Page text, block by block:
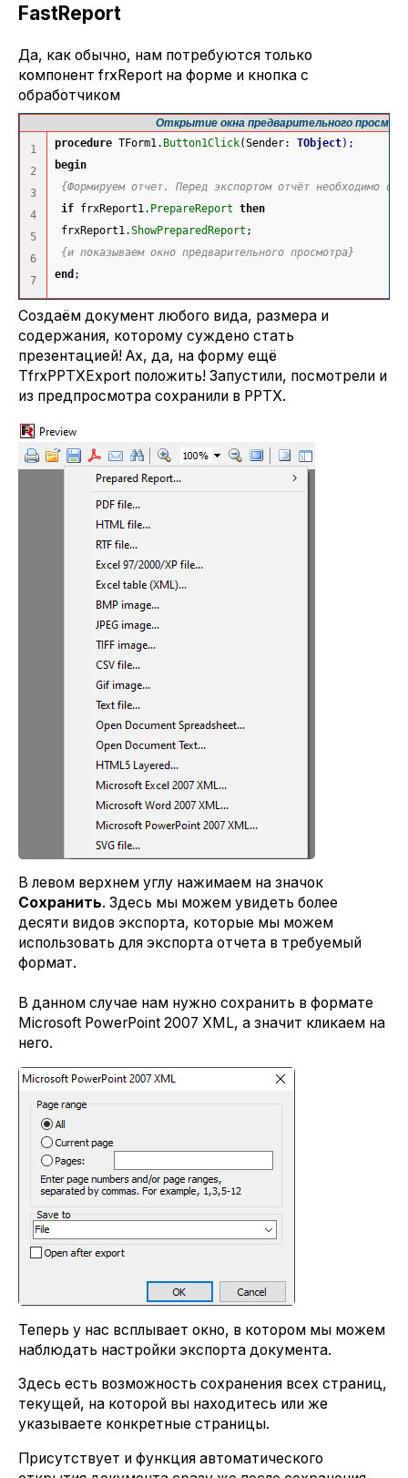
FastReport
Да, как обычно, нам потребуются только
компонент frxReport на форме и кнопка с
обработчиком
Открытие окна предварительного
1
2
3
4
5
6
procedure TForm1. Button1Click(Sender: TObject) ;
begin
{Формируем отчет. Перед экспортом отчёт необходимо
if frxReport1. PrepareReport then
frxReport1.ShowPreparedReport ;
{и показываем окно предварительного просмотра}
end ;
Создаём документ любого вида, размера и
содержания, которому суждено стать
презентацией! Ах, да, на форму ещё
TfrxPPTXExport положить! Запустили, посмотрели и
из предпросмотра сохранили в PPTX.
В левом верхнем углу нажимаем на значок
Сохранить. Здесь мы можем увидеть более
десяти видов экспорта, которые мы можем
использовать для экспорта отчета в требуемый
формат.
В данном случае нам нужно сохранить в формате
Microsoft PowerPoint 2007 XML, а значит кликаем на
него.
Теперь у нас всплывает окно, в котором мы можем
наблюдать настройки экспорта документа.
Здесь есть возможность сохранения всех страниц,
текущей, на которой вы находитесь или же
указываете конкретные страницы.
Присутствует и функция автоматического